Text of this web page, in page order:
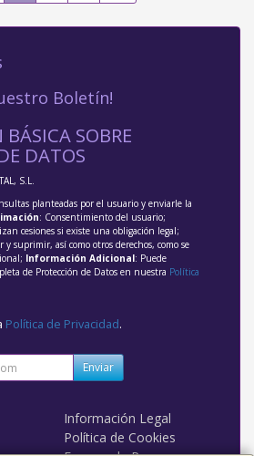
Boletín!
SOBRE
DATOS
S.L.
planteadas por el usuario y enviarle la
: Consentimiento del usuario;
cesiones si existe una obligación legal;
y suprimir, así como otros derechos, como se
Información Adicional: Puede
de Protección de Datos en nuestra Política
Política de Privacidad.
Enviar
Información Legal
Política de Cookies